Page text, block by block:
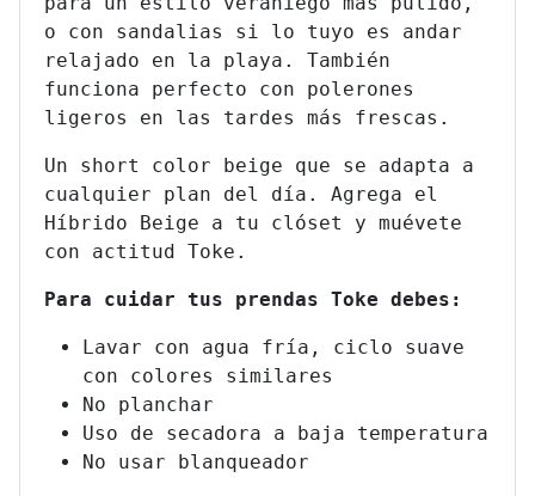
o con sandalias si lo tuyo es andar
relajado en la playa. También
funciona perfecto con polerones
ligeros en las tardes más frescas.
Un short color beige que se adapta a
cualquier plan del día. Agrega el
Híbrido Beige a tu clóset y muévete
con actitud Toke.
Para cuidar tus prendas Toke debes:
Lavar con agua fría, ciclo suave
con colores similares
No planchar
Uso de secadora a baja temperatura
No usar blanqueador